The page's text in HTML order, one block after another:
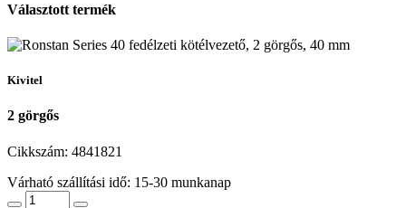
Választott termék
Kivitel
2 görgős
Cikkszám: 4841821
Várható szállítási idő: 15-30 munkanap